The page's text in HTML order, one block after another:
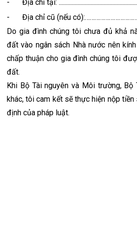
-
Địa chỉ tại:
-
Địa chỉ cũ (nếu
Do gia đình chúng tôi chưa đủ khả
đất vào ngân sách Nhà nước nên
chấp thuận cho gia đình chúng tôi
đất.
Khi Bộ Tài nguyên và Môi trường, Bộ
khác, tôi cam kết sẽ thực hiện nộp
định của pháp luật.